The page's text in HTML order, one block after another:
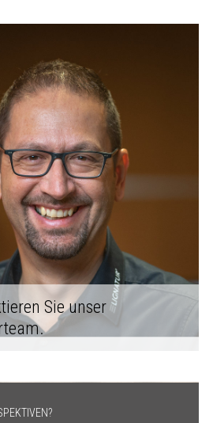
Sie unser